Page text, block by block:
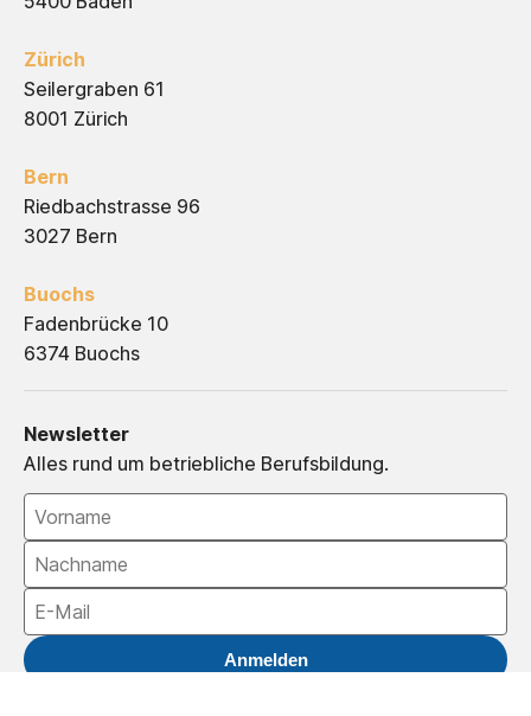
Zürich
Seilergraben 61
8001 Zürich
Bern
Riedbachstrasse 96
3027 Bern
Buochs
Fadenbrücke 10
6374 Buochs
Newsletter
Alles rund um betriebliche Berufsbildung.
Anmelden